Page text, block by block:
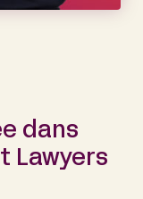
dans
Lawyers